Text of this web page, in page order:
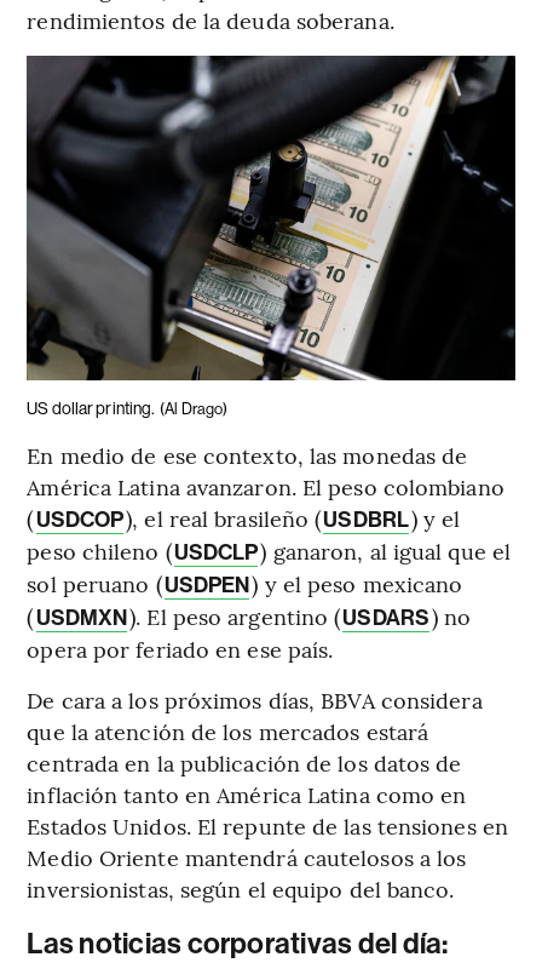
rendimientos de la deuda soberana.
US dollar printing. (Al Drago)
En medio de ese contexto, las monedas de
América Latina avanzaron. El peso colombiano
(USDCOP), el real brasileño (USDBRL) y el
peso chileno (USDCLP) ganaron, al igual que el
sol peruano (USDPEN) y el peso mexicano
(USDMXN). El peso argentino (USDARS) no
opera por feriado en ese país.
De cara a los próximos días, BBVA considera
que la atención de los mercados estará
centrada en la publicación de los datos de
inflación tanto en América Latina como en
Estados Unidos. El repunte de las tensiones en
Medio Oriente mantendrá cautelosos a los
inversionistas, según el equipo del banco.
Las noticias corporativas del día: